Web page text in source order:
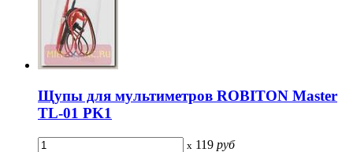
Щупы для мультиметров ROBITON Master
TL-01 PK1
x 119 руб